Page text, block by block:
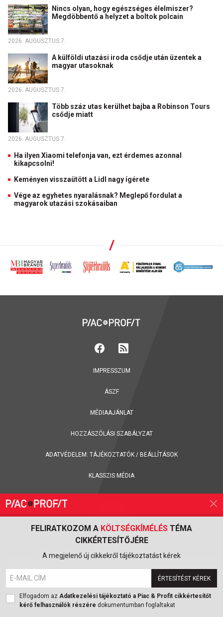
FELIRATKOZOM A KÖLTSÉGKÍMÉLÉS TÉMA
CIKKÉRTESÍTŐJÉRE
A megjelenő új cikkekről tájékoztatást kérek
ÉRTESÍTÉST KÉREK
Elfogadom az Adatkezelési tájékoztató a Piac & Profit cikkértesítőt
kérő felhasználók részére dokumentumban foglaltakat
Nincs olyan, hogy egészséges élelmiszer?
Megdöbbentő a helyzet a boltok polcain
2026. AUGUSZTUS 7.
A külföldi utazási iroda csődje után üzentek a
magyar utasoknak
2026. AUGUSZTUS 7.
Több száz utas kerülhet bajba a Robinson Tours
csődje miatt
2026. AUGUSZTUS 7.
Ha ilyen Xiaomi telefonja van, ezt érdemes azonnal
kikapcsolni!
Keményen visszaütött a Lidl nagy ígérete
Vége az egyhetes nyaralásnak? Meglepő fordulat a
magyarok utazási szokásaiban
IMPRESSZUM
ÁSZF
MÉDIAAJÁNLAT
HOZZÁSZÓLÁSI SZABÁLYZAT
ADATVÉDELEM: TÁJÉKOZTATÓK / BEÁLLÍTÁSOK
KLASSZIS MÉDIA
FELIRATKOZÁS A PIAC & PROFIT ONLINE MAGAZIN HÍRLEVELÉRE
FELIRATKOZOM